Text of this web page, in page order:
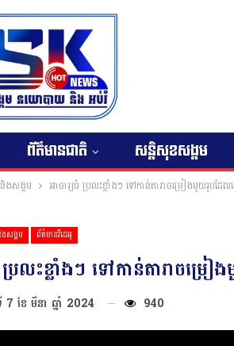
ព័ត៌មានជាតិ សន្តិសុខសង្គម
ងសង្គម អាចារ្យធំ ប្រលះខ្លាំងៗ ទៅកាន់តារាចម្រៀងមួយរូបដ
សង្គម ព័ត៌មានវីដេអូ
ប្រលះខ្លាំងៗ ទៅកាន់តារាចម្
7 ខែ មីនា ឆ្នាំ 2024 940